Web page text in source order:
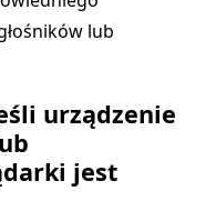
lub
urządzenie
jest